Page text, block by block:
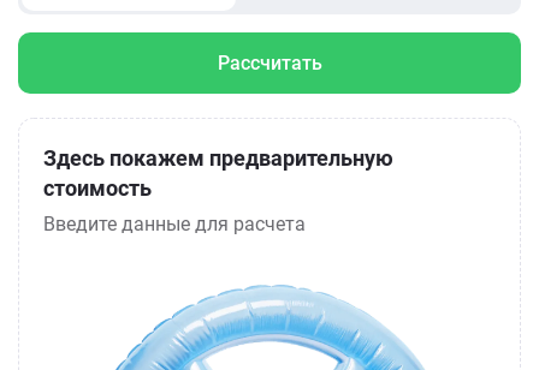
Рассчитать
Здесь покажем предварительную
стоимость
Введите данные для расчета